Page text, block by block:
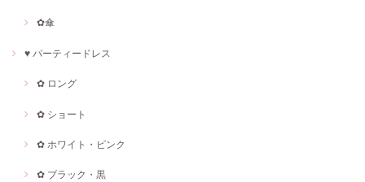
✿傘
♥ パーティードレス
✿ ロング
✿ ショート
✿ ホワイト・ピンク
✿ ブラック・黒